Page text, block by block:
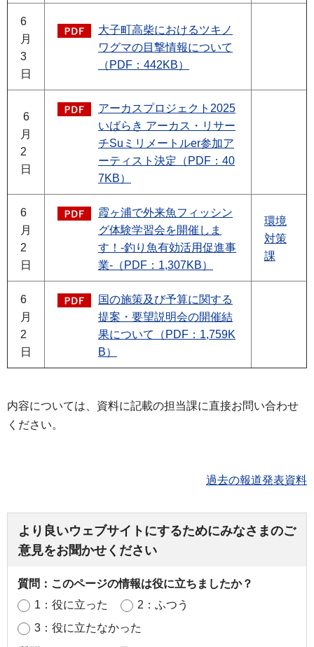
6
月
3
日
大子町高柴におけるツキノ
ワグマの目撃情報について
（PDF：442KB）
6
月
2
日
アーカスプロジェクト2025
いばらき アーカス・リサー
チSuミリメートルer参加ア
ーティスト決定（PDF：40
7KB）
6
月
2
日
霞ヶ浦で外来魚フィッシン
グ体験学習会を開催しま
す！-釣り魚有効活用促進事
業-（PDF：1,307KB）
環境
対策
課
6
月
2
日
国の施策及び予算に関する
提案・要望説明会の開催結
果について（PDF：1,759K
B）
内容については、資料に記載の担当課に直接お問い合わせ
ください。
過去の報道発表資料
より良いウェブサイトにするためにみなさまのご
意見をお聞かせください
質問：このページの情報は役に立ちましたか？
1：役に立った
2：ふつう
3：役に立たなかった